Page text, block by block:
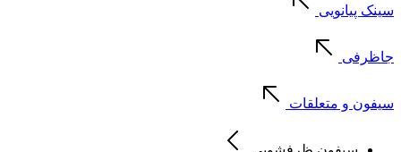
سینک پیانویی
جاظرفی
سیفون و متعلقات